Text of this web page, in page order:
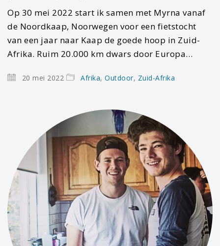
Op 30 mei 2022 start ik samen met Myrna vanaf
de Noordkaap, Noorwegen voor een fietstocht
van een jaar naar Kaap de goede hoop in Zuid-
Afrika. Ruim 20.000 km dwars door Europa…
20 mei 2022 Afrika, Outdoor, Zuid-Afrika